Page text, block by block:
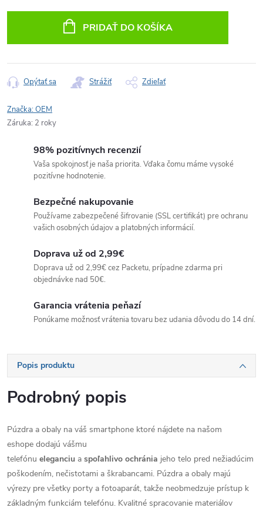
PRIDAŤ DO KOŠÍKA
Opýtať sa Strážiť Zdieľať
Značka:OEM
Záruka: 2 roky
98% pozitívnych recenzií
Vaša spokojnosť je naša priorita. Vďaka čomu máme vysoké
pozitívne hodnotenie.
Bezpečné nakupovanie
Používame zabezpečené šifrovanie (SSL certifikát) pre ochranu
vašich osobných údajov a platobných informácií.
Doprava už od 2,99€
Doprava už od 2,99€ cez Packetu, prípadne zdarma pri
objednávke nad 50€.
Garancia vrátenia peňazí
Ponúkame možnosť vrátenia tovaru bez udania dôvodu do 14 dní.
Popis produktu
Podrobný popis
Púzdra a obaly na váš smartphone ktoré nájdete na našom
eshope dodajú vášmu
telefónu eleganciu a spoľahlivo ochránia jeho telo pred nežiadúcim
poškodením, nečistotami a škrabancami. Púzdra a obaly majú
výrezy pre všetky porty a fotoaparát, takže neobmedzuje prístup k
základným funkciám telefónu. Kvalitné spracovanie materiálov